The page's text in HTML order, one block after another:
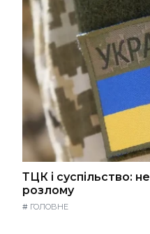
ТЦК і суспільство:
розлому
# ГОЛОВНЕ